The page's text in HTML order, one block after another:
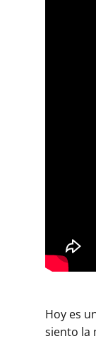
Hoy es
siento la